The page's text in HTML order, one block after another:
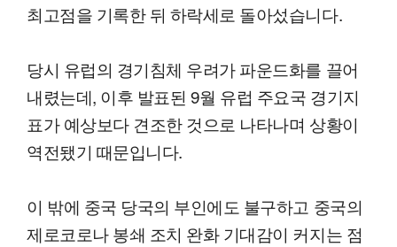
최고점을 기록한 뒤 하락세로 돌아섰습니다.
당시 유럽의 경기침체 우려가 파운드화를 끌어
내렸는데, 이후 발표된 9월 유럽 주요국 경기지
표가 예상보다 견조한 것으로 나타나며 상황이
역전됐기 때문입니다.
이 밖에 중국 당국의 부인에도 불구하고 중국의
제로코로나 봉쇄 조치 완화 기대감이 커지는 점